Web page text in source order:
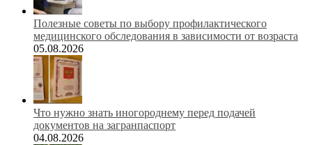
Полезные советы по выбору профилактического
медицинского обследования в зависимости от возраста
05.08.2026
Что нужно знать иногороднему перед подачей
документов на загранпаспорт
04.08.2026